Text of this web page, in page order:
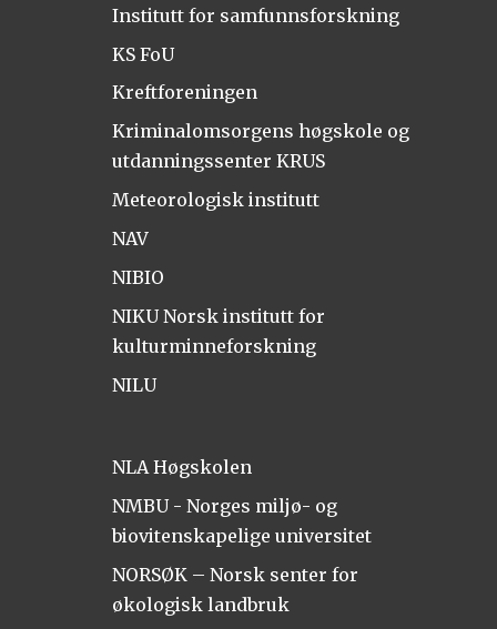
Institutt for samfunnsforskning
KS FoU
Kreftforeningen
Kriminalomsorgens høgskole og
utdanningssenter KRUS
Meteorologisk institutt
NAV
NIBIO
NIKU Norsk institutt for
kulturminneforskning
NILU
NLA Høgskolen
NMBU - Norges miljø- og
biovitenskapelige universitet
NORSØK – Norsk senter for
økologisk landbruk